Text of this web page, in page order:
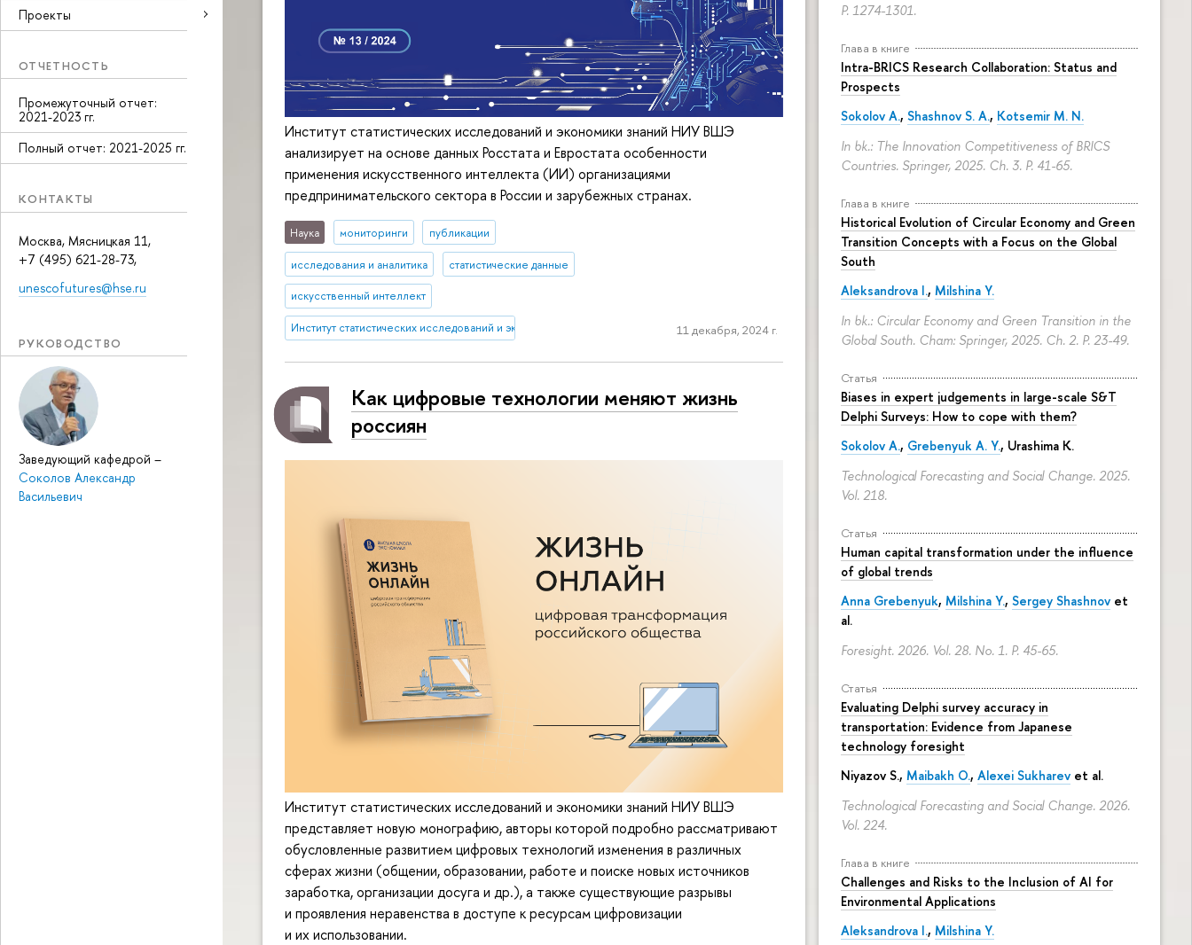
Проекты
ОТЧЕТНОСТЬ
Промежуточный отчет:
2021-2023 гг.
Полный отчет: 2021-2025 гг.
КОНТАКТЫ
Москва, Мясницкая 11,
+7 (495) 621-28-73,
unescofutures@hse.ru
РУКОВОДСТВО
Заведующий кафедрой –
Соколов Александр
Васильевич
P. 1274-1301.
Глава в книге
Intra-BRICS Research Collaboration: Status and
Prospects
Sokolov A., Shashnov S. A., Kotsemir M. N.
In bk.: The Innovation Competitiveness of BRICS
Countries. Springer, 2025. Ch. 3. P. 41-65.
Глава в книге
Historical Evolution of Circular Economy and Green
Transition Concepts with a Focus on the Global
South
Aleksandrova I., Milshina Y.
In bk.: Circular Economy and Green Transition in the
Global South. Cham: Springer, 2025. Ch. 2. P. 23-49.
Статья
Biases in expert judgements in large-scale S&T
Delphi Surveys: How to cope with them?
Sokolov A., Grebenyuk A. Y., Urashima K.
Technological Forecasting and Social Change. 2025.
Vol. 218.
Статья
Human capital transformation under the influence
of global trends
Anna Grebenyuk, Milshina Y., Sergey Shashnov et
al.
Foresight. 2026. Vol. 28. No. 1. P. 45-65.
Статья
Evaluating Delphi survey accuracy in
transportation: Evidence from Japanese
technology foresight
Niyazov S., Maibakh O., Alexei Sukharev et al.
Technological Forecasting and Social Change. 2026.
Vol. 224.
Глава в книге
Challenges and Risks to the Inclusion of AI for
Environmental Applications
Aleksandrova I., Milshina Y.
Институт статистических исследований и экономики знаний НИУ ВШЭ
анализирует на основе данных Росстата и Евростата особенности
применения искусственного интеллекта (ИИ) организациями
предпринимательского сектора в России и зарубежных странах.
Наука мониторинги публикации
исследования и аналитика статистические данные
искусственный интеллект
Институт статистических исследований и экономики знаний 11 декабря, 2024 г.
Как цифровые технологии меняют жизнь
россиян
Институт статистических исследований и экономики знаний НИУ ВШЭ
представляет новую монографию, авторы которой подробно рассматривают
обусловленные развитием цифровых технологий изменения в различных
сферах жизни (общении, образовании, работе и поиске новых источников
заработка, организации досуга и др.), а также существующие разрывы
и проявления неравенства в доступе к ресурсам цифровизации
и их использовании.